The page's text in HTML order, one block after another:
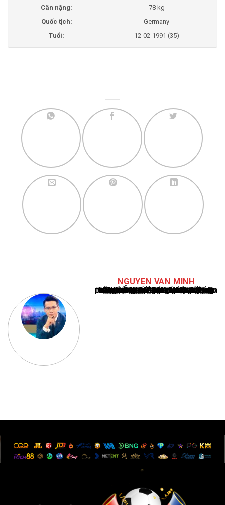
Cân nặng:
78 kg
Quốc tịch:
Germany
Tuổi:
12-02-1991 (35)
NGUYEN VAN MINH
Nguyễn Văn Minh là một trong những chuyên gia hàng đầu về báo cáo tin tức thể thao tại Việt Nam, với hơn 10 năm hoạt động trong ngành. Ông có kiến thức sâu rộng và kinh nghiệm đáng kể trong việc phân tích và báo cáo về các sự kiện thể thao hàng đầu. Sự hiểu biết sâu sắc của ông về ngành này đã giúp ông xây dựng uy tín và danh tiếng trong cộng đồng báo chí thể thao.